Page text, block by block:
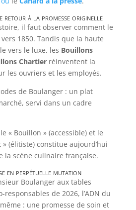
retour à la promesse originelle
il faut observer comment le
1850. Tandis que la haute
vers le luxe, les Bouillons
Chartierréinventent la
les ouvriers et les employés.
de Boulanger : un plat
servi dans un cadre
« Bouillon » (accessible) et le
(élitiste) constitue aujourd’hui
la scène culinaire française.
en perpétuelle mutation
Boulanger aux tables
responsables de 2026, l’ADN du
: une promesse de soin et